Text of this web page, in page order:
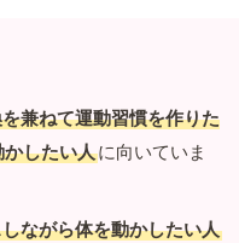
兼ねて運動習慣を作りた
したい人に向いていま
ながら体を動かしたい人